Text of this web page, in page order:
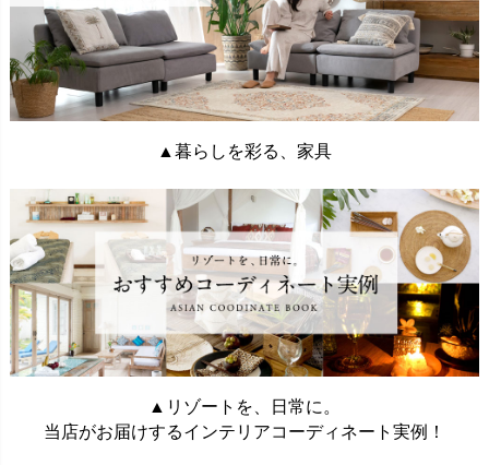
▲暮らしを彩る、家具
▲リゾートを、日常に。
当店がお届けするインテリアコーディネート実例！